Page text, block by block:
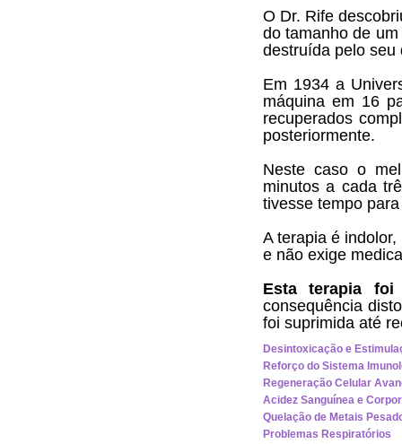
O Dr. Rife
do tamanho de
destruída pelo seu
Em 1934 a
máquina em 16
recuperados
posteriormente.
Neste caso o
minutos a cada
tivesse tempo
A terapia é
e não exige
Esta terapia
consequência
foi suprimida até
Desintoxicação e
Reforço do Sistema
Regeneração Celular
Acidez Sanguínea e
Quelação de Metais
Problemas Respiratórios